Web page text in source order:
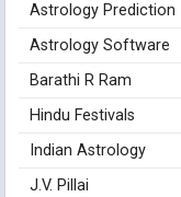
Astrology Prediction
Astrology Software
Barathi R Ram
Hindu Festivals
Indian Astrology
J.V. Pillai